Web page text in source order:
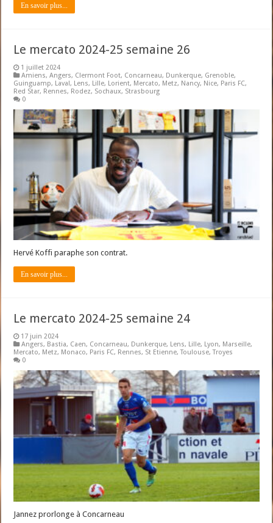
En savoir plus...
Le mercato 2024-25 semaine 26
1 juillet 2024
Amiens,Angers, Clermont Foot, Concarneau, Dunkerque, Grenoble,
Guinguamp, Laval, Lens, Lille, Lorient, Mercato, Metz, Nancy, Nice, Paris FC,
Red Star, Rennes, Rodez, Sochaux, Strasbourg
0
Hervé Koffi paraphe son contrat.
En savoir plus...
Le mercato 2024-25 semaine 24
17 juin 2024
Angers, Bastia, Caen, Concarneau, Dunkerque, Lens, Lille, Lyon, Marseille,
Mercato, Metz, Monaco, Paris FC, Rennes, St Etienne,Toulouse,Troyes
0
Jannez prorlonge à Concarneau